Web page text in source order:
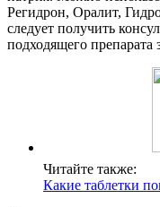
Регидрон, Оралит,
следует получить
подходящего препарата
Читайте также:
Какие таблетки